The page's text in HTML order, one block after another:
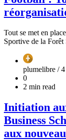
Tout se met en
Sportive de la
plumelibre /
0
2 min read
Initiation
Business
aux